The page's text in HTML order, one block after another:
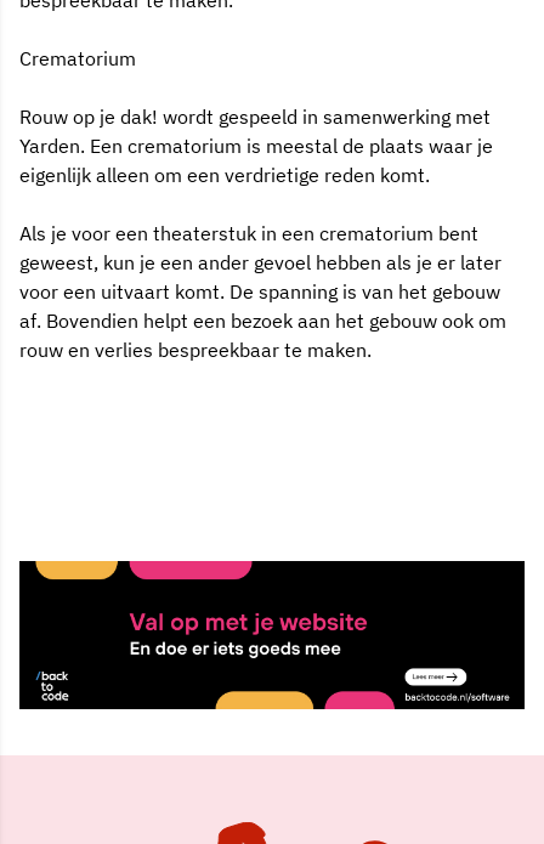
Crematorium
Rouw op je dak! wordt gespeeld in samenwerking met
Yarden. Een crematorium is meestal de plaats waar je
eigenlijk alleen om een verdrietige reden komt.
Als je voor een theaterstuk in een crematorium bent
geweest, kun je een ander gevoel hebben als je er later
voor een uitvaart komt. De spanning is van het gebouw
af. Bovendien helpt een bezoek aan het gebouw ook om
rouw en verlies bespreekbaar te maken.
3 jul 2007, 00:00
Delen